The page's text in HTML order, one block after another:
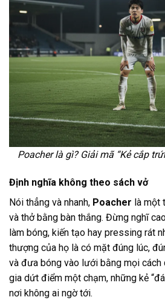
Poacher là gì? Giải mã “Kẻ cắp
Định nghĩa không theo sách vở
Nói thẳng và nhanh, Poacher là một
và thở bằng bàn thắng. Đừng nghĩ
làm bóng, kiến tạo hay pressing rát
thượng của họ là có mặt đúng lúc,
và đưa bóng vào lưới bằng mọi cách
gia dứt điểm một chạm, những kẻ
nơi không ai ngờ tới.